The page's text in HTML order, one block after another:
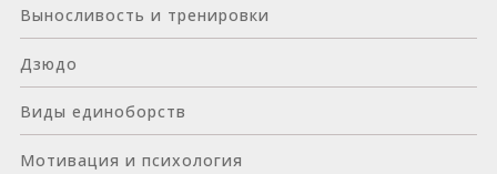
Выносливость и тренировки
Дзюдо
Виды единоборств
Мотивация и психология